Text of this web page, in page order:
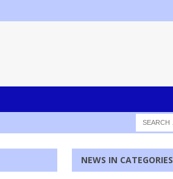
NEWS IN CATEGORIES